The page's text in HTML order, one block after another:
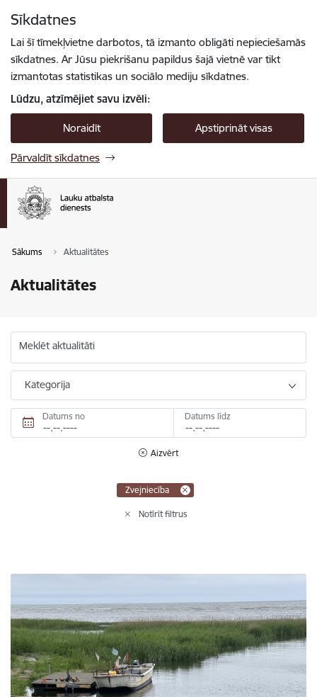
Sīkdatnes
Lai šī tīmekļvietne darbotos, tā izmanto obligāti nepieciešamās
sīkdatnes. Ar Jūsu piekrišanu papildus šajā vietnē var tikt
izmantotas statistikas un sociālo mediju sīkdatnes.
Lūdzu, atzīmējiet savu izvēli:
Noraidīt Apstiprināt visas
Pārvaldīt sīkdatnes
Sākums Aktualitātes
Aktualitātes
Meklēt aktualitāti
Kategorija
Datums no Datums līdz
Aizvērt
Zvejniecība
Notīrīt filtrus